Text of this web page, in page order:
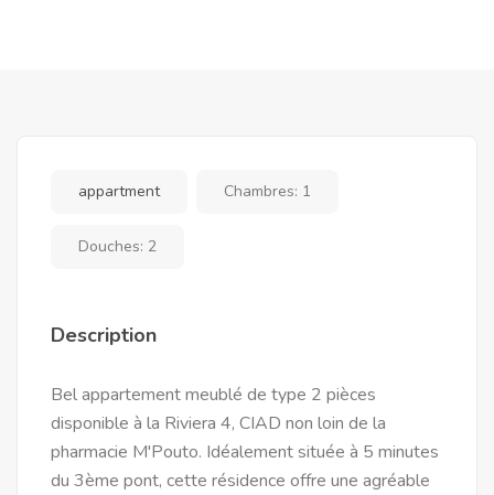
appartment Chambres: 1
Douches: 2
Description
Bel appartement meublé de type 2 pièces
disponible à la Riviera 4, CIAD non loin de la
pharmacie M'Pouto. Idéalement située à 5 minutes
du 3ème pont, cette résidence offre une agréable